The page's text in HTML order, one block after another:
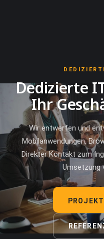
Dedizierte
Ihr
Wir entwerfen und
Mobilanwendungen,
Direkter Kontakt zum
Umsetzung